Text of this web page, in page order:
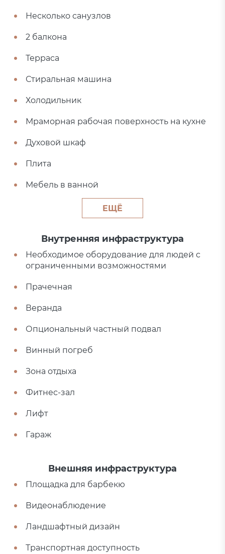
Несколько санузлов
2 балкона
Терраса
Стиральная машина
Холодильник
Мраморная рабочая поверхность на кухне
Духовой шкаф
Плита
Мебель в ванной
ЕЩЁ
Внутренняя инфраструктура
Необходимое оборудование для людей с
ограниченными возможностями
Прачечная
Веранда
Опциональный частный подвал
Винный погреб
Зона отдыха
Фитнес-зал
Лифт
Гараж
Внешняя инфраструктура
Площадка для барбекю
Видеонаблюдение
Ландшафтный дизайн
Транспортная доступность